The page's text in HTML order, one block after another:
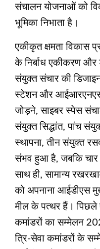
संचालन योजनाओं को
भूमिका निभाता है।
एकीकृत क्षमता विकास
के निर्बाध एकीकरण और
संयुक्त संचार की
स्टेशन और
जोड़ने, साइबर स्पेस
संयुक्त सिद्धांत, पांच
स्थापना, तीन संयुक्त
संभव हुआ है, जबकि चार
साथ ही, सामान्य
को अपनाना आईडीएस
मील के पत्थर हैं।
कमांडरों का सम्मेलन
त्रि-सेवा कमांडरों के